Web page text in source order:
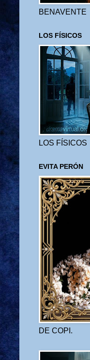
BENAVENTE
LOS FÍSICOS
LOS FÍSICOS
EVITA PERÓN
DE COPI.